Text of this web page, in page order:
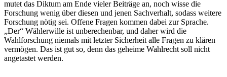
mutet das Diktum am Ende vieler Beiträge an, noch wisse die
Forschung wenig über diesen und jenen Sachverhalt, sodass weitere
Forschung nötig sei. Offene Fragen kommen dabei zur Sprache.
„Der“ Wählerwille ist unberechenbar, und daher wird die
Wahlforschung niemals mit letzter Sicherheit alle Fragen zu klären
vermögen. Das ist gut so, denn das geheime Wahlrecht soll nicht
angetastet werden.